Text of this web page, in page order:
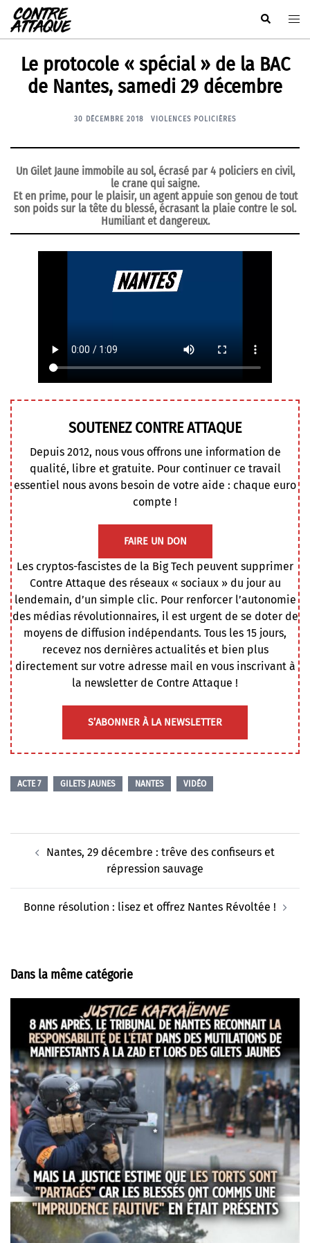
Aller
au
contenu
Rechercher
Le protocole « spécial » de la BAC
de Nantes, samedi 29 décembre
30 DÉCEMBRE 2018 VIOLENCES POLICIÈRES
Un Gilet Jaune immobile au sol, écrasé par 4 policiers en civil,
le crane qui saigne.
Et en prime, pour le plaisir, un agent appuie son genou de tout
son poids sur la tête du blessé, écrasant la plaie contre le sol.
Humiliant et dangereux.
SOUTENEZ CONTRE ATTAQUE
Depuis 2012, nous vous offrons une information de
qualité, libre et gratuite. Pour continuer ce travail
essentiel nous avons besoin de votre aide : chaque euro
compte !
FAIRE UN DON
Les cryptos-fascistes de la Big Tech peuvent supprimer
Contre Attaque des réseaux « sociaux » du jour au
lendemain, d’un simple clic. Pour renforcer l’autonomie
des médias révolutionnaires, il est urgent de se doter de
moyens de diffusion indépendants. Tous les 15 jours,
recevez nos dernières actualités et bien plus
directement sur votre adresse mail en vous inscrivant à
la newsletter de Contre Attaque !
S’ABONNER À LA NEWSLETTER
ACTE 7 GILETS JAUNES NANTES VIDÉO
d’articleNantes, 29 décembre : trêve des confiseurs et
répression sauvage
Bonne résolution : lisez et offrez Nantes Révoltée !
Dans la même catégorie